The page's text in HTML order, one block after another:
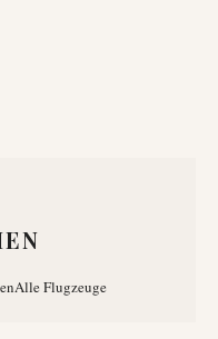
Alle Flugzeuge